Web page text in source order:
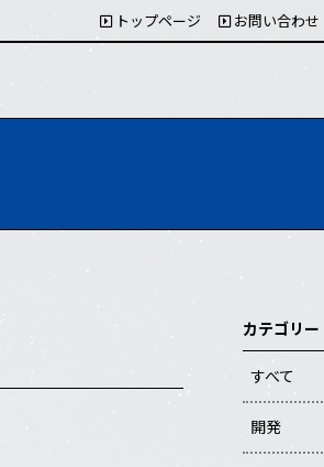
トップページ お問い合わせ
カテゴリー
すべて
開発